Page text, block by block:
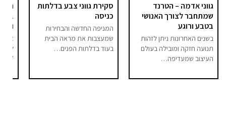
גווני אדמה – הטרנד
שמתחבר לצורך האנושי
בטבע ורוגע
בשנים האחרונות ניתן לזהות
תנועה חזקה ומובילה בעולם
העיצוב שמעדיפה…
סקירת גווני צבע בדלתות
כניסה
המניפה החדשה והבחירות
שמעצבות את מראה הבית
בעוד בדלתות הפנים…
אם